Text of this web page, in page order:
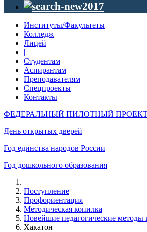
Институты/Факультеты
Колледж
Лицей
|
Студентам
Аспирантам
Преподавателям
Спецпроекты
Контакты
ФЕДЕРАЛЬНЫЙ ПИЛОТНЫЙ
День открытых дверей
Год единства народов России
Год дошкольного образования
Поступление
Профориентация
Методическая копилка
Новейшие педагогические методы
Хакатон